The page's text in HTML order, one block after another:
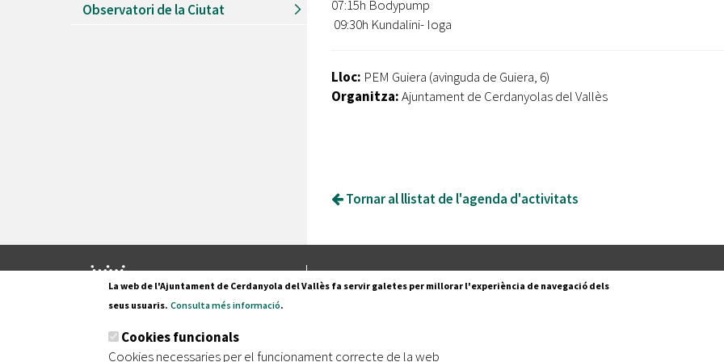
Observatori de la Ciutat
07:15h Bodypump
09:30h Kundalini- Ioga
Lloc: PEM Guiera (avinguda de Guiera, 6)
Organitza:Ajuntament de Cerdanyolas del Vallès
Tornar al llistat de l'agenda d'activitats
Pl. Francesc Layret, s/n
Segueix-nos a:
La web de l'Ajuntament de Cerdanyola del Vallès fa servir galetes per millorar l'experiència de navegació dels
seus usuaris. Consulta més informació.
Cookies funcionals
Cookies necessaries per el funcionament correcte de la web